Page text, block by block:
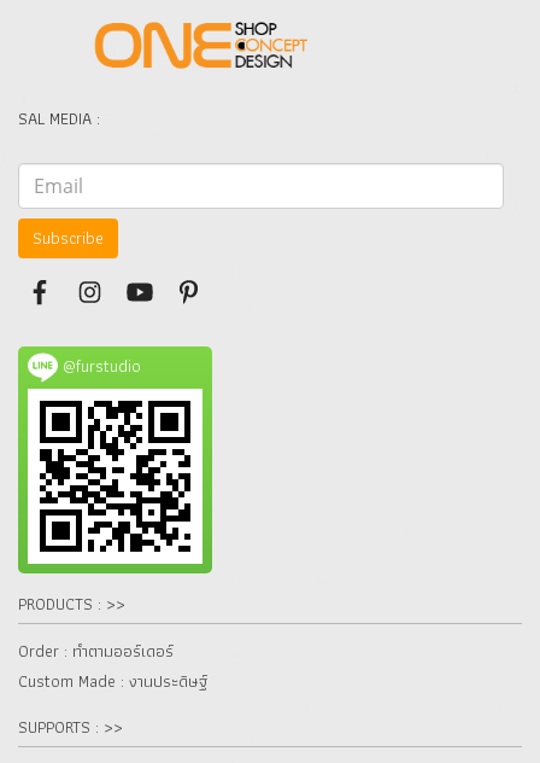
SAL MEDIA :
Subscribe
@furstudio
PRODUCTS : >>
Order : ทำตามออร์เดอร์
Custom Made : งานประดิษฐ์
SUPPORTS : >>